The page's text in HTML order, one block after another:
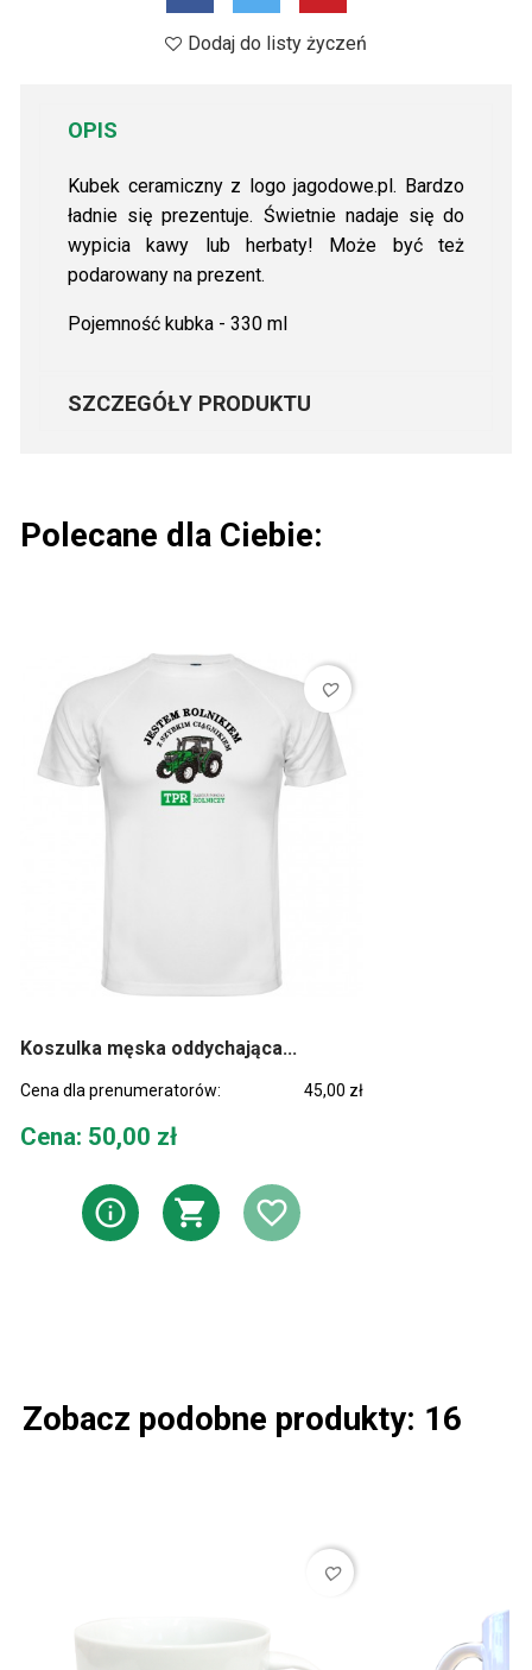
Dodaj do listy życzeń
OPIS
Kubek ceramiczny z logo jagodowe.pl. Bardzo
ładnie się prezentuje. Świetnie nadaje się do
wypicia kawy lub herbaty! Może być też
podarowany na prezent.
Pojemność kubka - 330 ml
SZCZEGÓŁY PRODUKTU
Polecane dla Ciebie:
favorite_border
Koszulka męska oddychająca...
Cena dla prenumeratorów: 45,00 zł
Cena
Cena: 50,00 zł
ZOBACZ PRODUKT
DODAJ DO
DODAJ DO
Zobacz podobne produkty: 16
favorite_border